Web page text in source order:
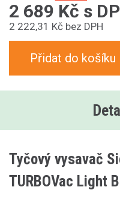
2 689 Kč s
2 222,31 Kč bez DPH
Přidat do košíku
Tyčový vysavač
TURBOVac Light